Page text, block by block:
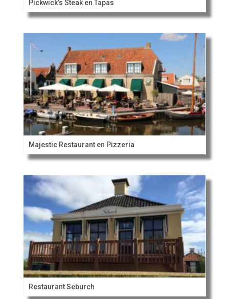
Pickwick’s Steak en Tapas
Majestic Restaurant en Pizzeria
Restaurant Seburch